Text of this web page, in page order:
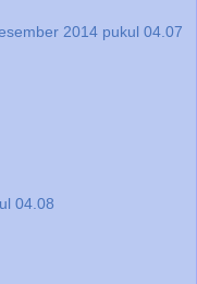
2014 pukul 04.07
04.08